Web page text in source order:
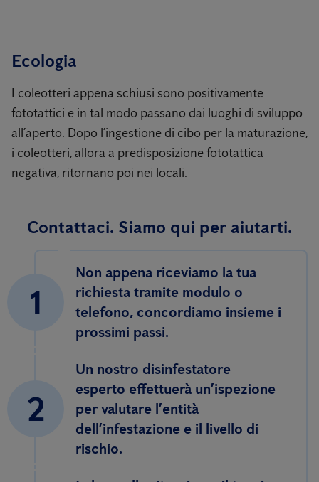
Ecologia
I coleotteri appena schiusi sono positivamente
fototattici e in tal modo passano dai luoghi di sviluppo
all’aperto. Dopo l’ingestione di cibo per la maturazione,
i coleotteri, allora a predisposizione fototattica
negativa, ritornano poi nei locali.
Contattaci. Siamo qui per aiutarti.
1
Non appena riceviamo la tua
richiesta tramite modulo o
telefono, concordiamo insieme i
prossimi passi.
2
Un nostro disinfestatore
esperto effettuerà un’ispezione
per valutare l’entità
dell’infestazione e il livello di
rischio.